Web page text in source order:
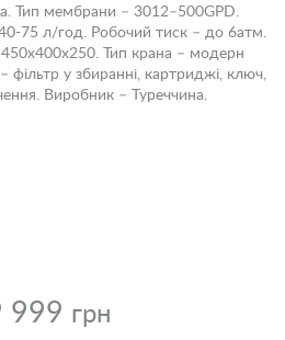
Тип мембрани – 3012–500GPD.
75 л/год. Робочий тиск – до 6атм.
Тип крана – модерн
фільтр у збиранні, картриджі, ключ,
Виробник – Туреччина.
999 грн